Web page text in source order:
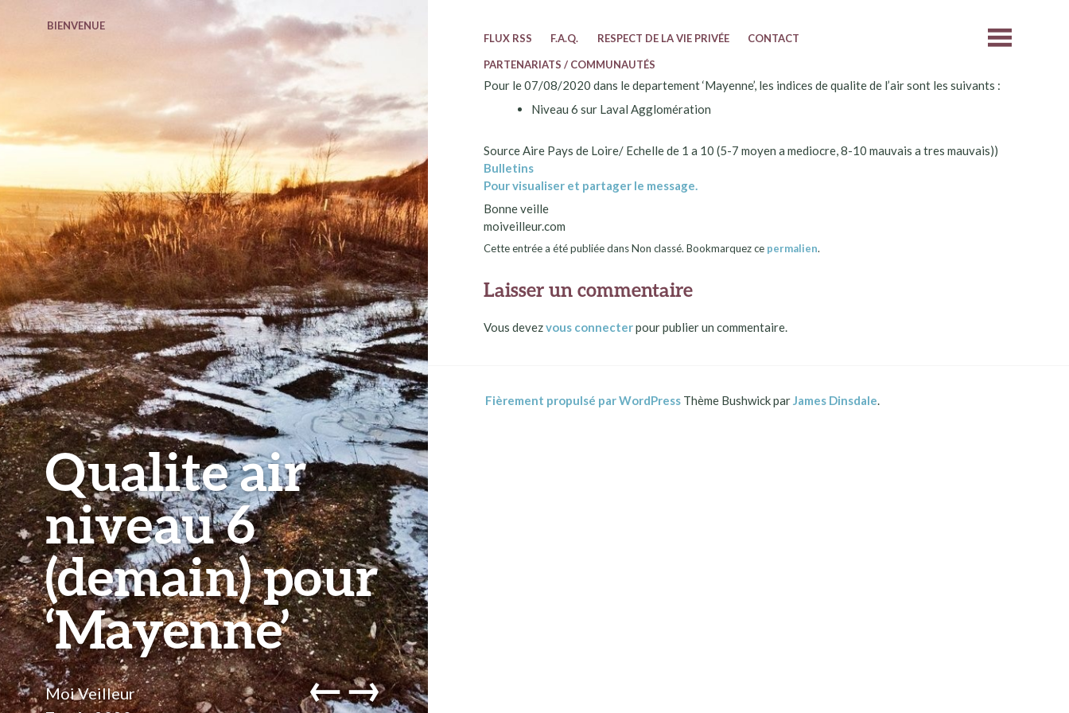
Qualite air
niveau 6
(demain) pour
‘Mayenne’
Moi Veilleur
←→
BIENVENUE
FLUX RSS
F.A.Q. RESPECT DE LA VIE PRIVÉE CONTACT
PARTENARIATS / COMMUNAUTÉS
Pour le 07/08/2020 dans le departement ‘Mayenne’, les indices de qualite de l’air sont les suivants :
Niveau 6 sur Laval Agglomération
Source Aire Pays de Loire/ Echelle de 1 a 10 (5-7 moyen a mediocre, 8-10 mauvais a tres mauvais))
Bulletins
Pour visualiser et partager le message.
Bonne veille
moiveilleur.com
Cette entrée a été publiée dans Non classé. Bookmarquez ce permalien.
Laisser un commentaire
Vous devezvous connecterpour publier un commentaire.
Fièrement propulsé par WordPressThème Bushwick parJames Dinsdale.